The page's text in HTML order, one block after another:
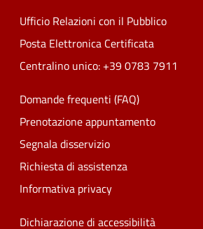
Ufficio Relazioni con il Pubblico
Posta Elettronica Certificata
Centralino unico: +39 0783 7911
Domande frequenti (FAQ)
Prenotazione appuntamento
Segnala disservizio
Richiesta di assistenza
Informativa privacy
Dichiarazione di accessibilità